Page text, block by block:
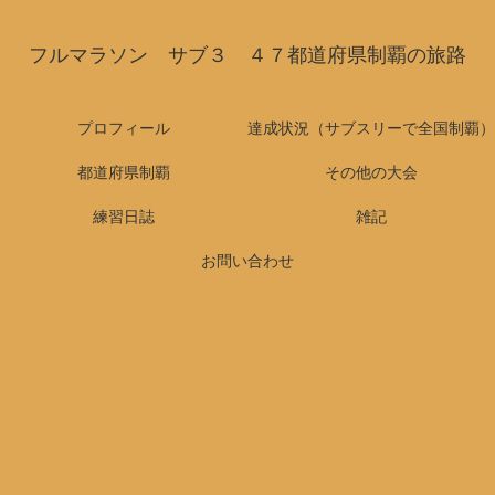
フルマラソン サブ３ ４７都道府県制覇の旅路
プロフィール 達成状況（サブスリーで全国制覇）
都道府県制覇 その他の大会
練習日誌 雑記
お問い合わせ